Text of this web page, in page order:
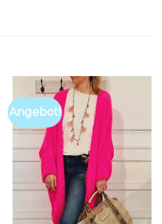
Angebot!